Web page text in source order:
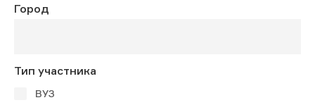
Город
Тип участника
ВУЗ